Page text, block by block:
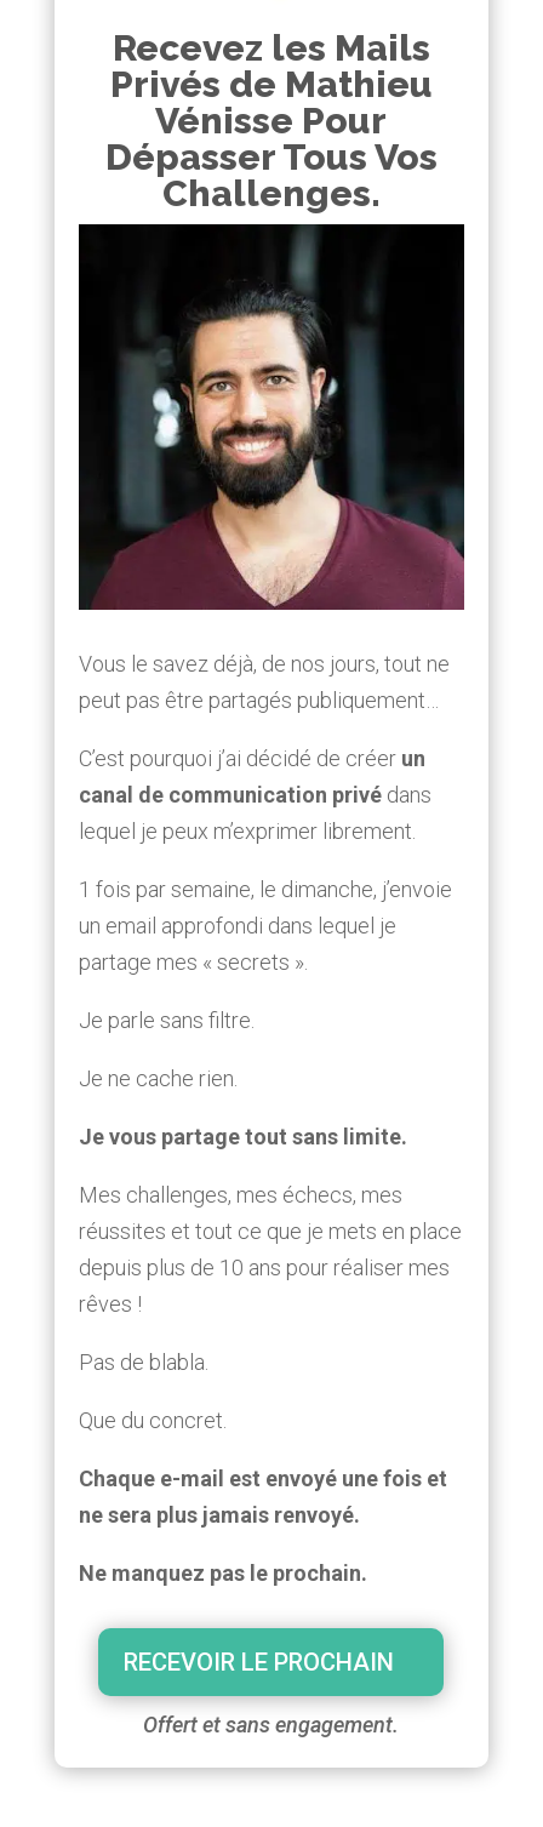
Recevez les Mails
Privés de Mathieu
Vénisse Pour
Dépasser Tous Vos
Challenges.
Vous le savez déjà, de nos jours, tout ne
peut pas être partagés publiquement…
C’est pourquoi j’ai décidé de créer un
canal de communication privé dans
lequel je peux m’exprimer librement.
1 fois par semaine, le dimanche, j’envoie
un email approfondi dans lequel je
partage mes « secrets ».
Je parle sans filtre.
Je ne cache rien.
Je vous partage tout sans limite.
Mes challenges, mes échecs, mes
réussites et tout ce que je mets en place
depuis plus de 10 ans pour réaliser mes
rêves !
Pas de blabla.
Que du concret.
Chaque e-mail est envoyé une fois et
ne sera plus jamais renvoyé.
Ne manquez pas le prochain.
RECEVOIR LE PROCHAIN
Offert et sans engagement.